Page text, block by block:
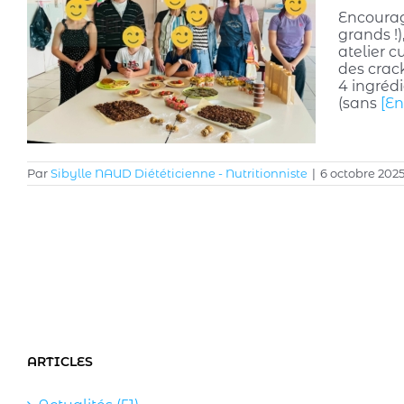
grands
atelier
des
4
(sans
ParSibylle NAUD Diététicienne - Nutritionniste | 6 octobre 2025
ARTICLES